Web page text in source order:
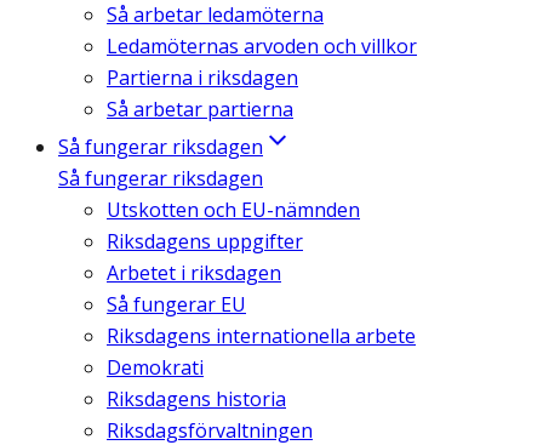
Så arbetar ledamöterna
Ledamöternas arvoden och villkor
Partierna i riksdagen
Så arbetar partierna
Så fungerar riksdagen
Så fungerar riksdagen
Utskotten och EU-nämnden
Riksdagens uppgifter
Arbetet i riksdagen
Så fungerar EU
Riksdagens internationella arbete
Demokrati
Riksdagens historia
Riksdagsförvaltningen